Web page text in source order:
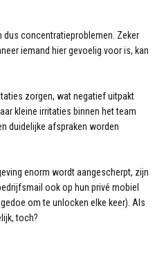
dus concentratieproblemen. Zeker
iemand hier gevoelig voor is, kan
zorgen, wat negatief uitpakt
kleine irritaties binnen het team
duidelijke afspraken worden
enorm wordt aangescherpt, zijn
ook op hun privé mobiel
om te unlocken elke keer). Als
toch?